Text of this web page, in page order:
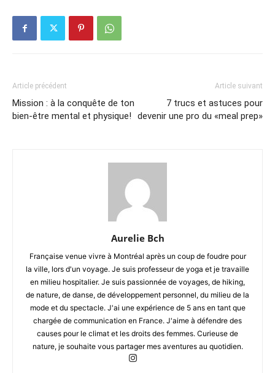
Article précédent
Mission : à la conquête de ton
bien-être mental et physique!
Article suivant
7 trucs et astuces pour
devenir une pro du «meal prep»
Aurelie Bch
Française venue vivre à Montréal après un coup de foudre pour
la ville, lors d'un voyage. Je suis professeur de yoga et je travaille
en milieu hospitalier. Je suis passionnée de voyages, de hiking,
de nature, de danse, de développement personnel, du milieu de la
mode et du spectacle. J'ai une expérience de 5 ans en tant que
chargée de communication en France. J'aime à défendre des
causes pour le climat et les droits des femmes. Curieuse de
nature, je souhaite vous partager mes aventures au quotidien.